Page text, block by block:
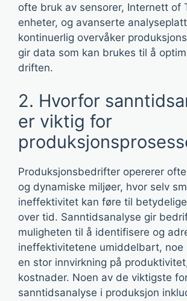
ofte bruk av sensorer, Internett of
enheter, og avanserte
kontinuerlig overvåker
gir data som kan brukes til å
driften.
2. Hvorfor
er viktig for
Produksjonsbedrifter opererer
og dynamiske miljøer, hvor selv
ineffektivitet kan føre til
over tid. Sanntidsanalyse gir
muligheten til å identifisere og
ineffektivitetene umiddelbart, noe
en stor innvirkning på
kostnader. Noen av de viktigste
sanntidsanalyse i produksjon